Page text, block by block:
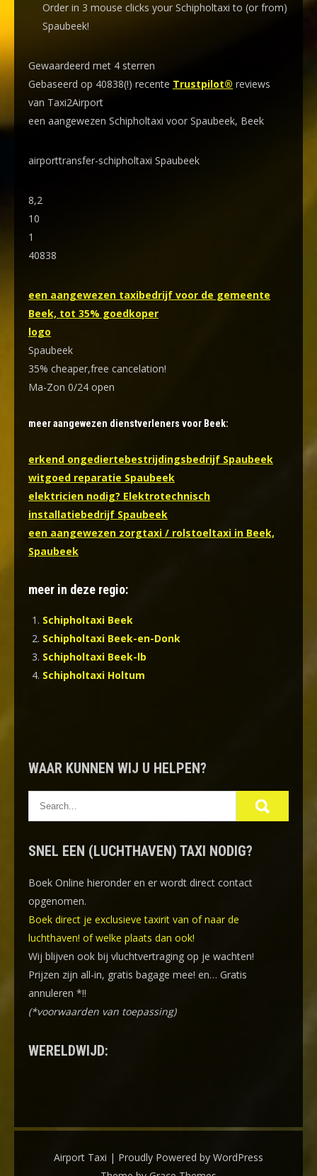
Order in 3 mouse clicks your Schipholtaxi to (or from)
Spaubeek!
Gewaardeerd met 4 sterren
Gebaseerd op 40838(!) recente Trustpilot® reviews
van Taxi2Airport
een aangewezen Schipholtaxi voor Spaubeek, Beek
airporttransfer-schipholtaxi Spaubeek
8,2
10
1
40838
een aangewezen taxibedrijf voor de gemeente
Beek, tot 35% goedkoper
logo
Spaubeek
35% cheaper,free cancelation!
Ma-Zon 0/24 open
meer aangewezen dienstverleners voor Beek:
erkend ongediertebestrijdingsbedrijf Spaubeek
witgoed reparatie Spaubeek
elektricien nodig? Elektrotechnisch
installatiebedrijf Spaubeek
een aangewezen zorgtaxi / rolstoeltaxi in Beek,
Spaubeek
meer in deze regio:
Schipholtaxi Beek
Schipholtaxi Beek-en-Donk
Schipholtaxi Beek-lb
Schipholtaxi Holtum
WAAR KUNNEN WIJ U HELPEN?
SNEL EEN (LUCHTHAVEN) TAXI NODIG?
Boek Online hieronder en er wordt direct contact
opgenomen.
Boek direct je exclusieve taxirit van of naar de
luchthaven! of welke plaats dan ook!
Wij blijven ook bij vluchtvertraging op je wachten!
Prijzen zijn all-in, gratis bagage mee! en… Gratis
annuleren *!!
(*voorwaarden van toepassing)
WERELDWIJD:
Airport Taxi | Proudly Powered by WordPress